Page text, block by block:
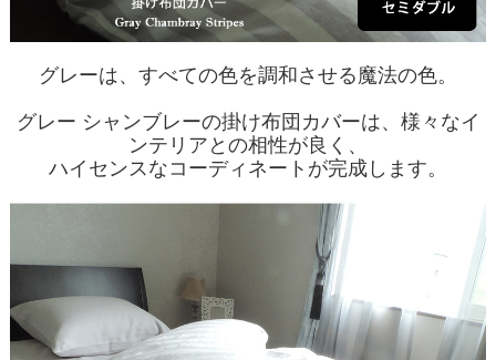
グレーは、すべての色を調和させる魔法の色。
グレー シャンブレーの掛け布団カバーは、様々なイ
ンテリアとの相性が良く、
ハイセンスなコーディネートが完成します。